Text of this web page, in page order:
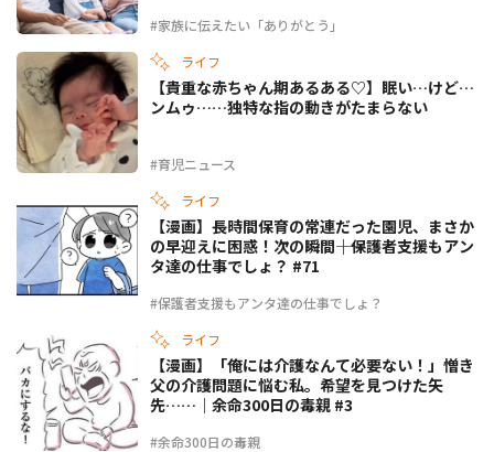
#家族に伝えたい「ありがとう」
ライフ
#育児ニュース
【貴重な赤ちゃん期あるある♡】眠い…けど…
ンムゥ……独特な指の動きがたまらない
ライフ
#保護者支援もアンタ達の仕事でしょ？
【漫画】長時間保育の常連だった園児、まさか
の早迎えに困惑！次の瞬間――｜保護者支援もアン
タ達の仕事でしょ？ #71
ライフ
#余命300日の毒親
【漫画】「俺には介護なんて必要ない！」憎き
父の介護問題に悩む私。希望を見つけた矢
先……｜余命300日の毒親 #3